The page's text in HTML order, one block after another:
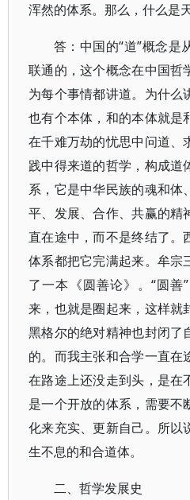
浑然的体系。那么，什么是
答：中国的“道”概念是
联通的，这个概念在中国哲
为每个事情都讲道。为什么
也有个本体，和的本体就是
在千难万劫的忧思中问道、
践中得来道的哲学，构成道
系，它是中华民族的魂和体
平、发展、合作、共赢的精
直在途中，而不是终结了。
体系都把它完满起来。牟宗
了一本《圆善论》。“圆善
来，也就是圈起来，这样就
黑格尔的绝对精神也封闭了
的。而我主张和合学一直在
在路途上还没走到头，是在
是一个开放的体系，需要不
化来充实、更新自己。所以
生不息的和合道体。
二、哲学发展史